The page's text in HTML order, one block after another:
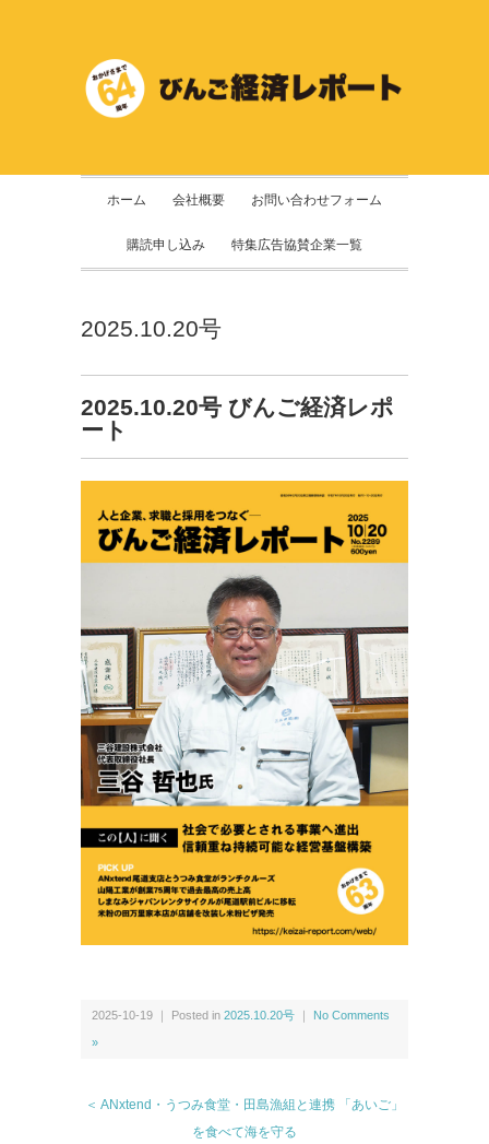
ホーム 会社概要 お問い合わせフォーム
購読申し込み 特集広告協賛企業一覧
2025.10.20号
2025.10.20号 びんご経済レポ
ート
2025-10-19 ｜ Posted in 2025.10.20号 ｜ No Comments
»
＜ ANxtend・うつみ食堂・田島漁組と連携 「あいご」
を食べて海を守る